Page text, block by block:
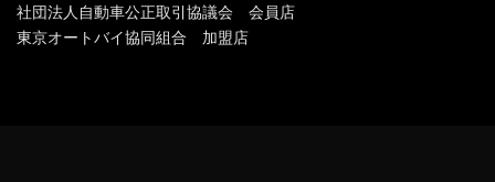
社団法人自動車公正取引協議会 会員店
東京オートバイ協同組合 加盟店